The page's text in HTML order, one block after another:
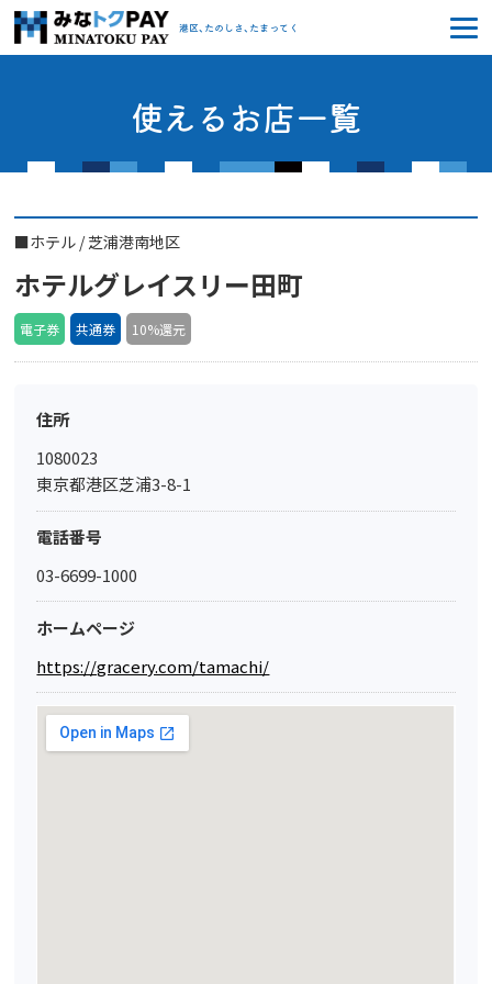
みなトクPAY
港区、たのしさ、たまってく
使えるお店一覧
■ホテル /芝浦港南地区
ホテルグレイスリー田町
電子券 共通券 10%還元
住所
1080023
東京都港区芝浦3-8-1
電話番号
03-6699-1000
ホームページ
https://gracery.com/tamachi/